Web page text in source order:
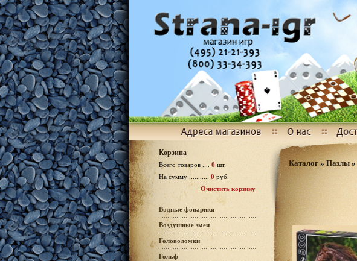
Корзина
Всего товаров .... 0 шт.
На сумму ........... 0 руб.
Очистить корзину
Водные фонарики
Воздушные змеи
Головоломки
Гольф
Каталог»Пазлы »